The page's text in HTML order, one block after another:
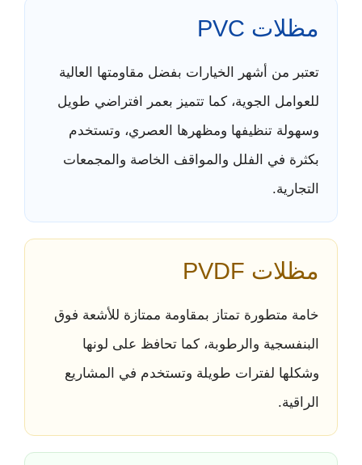
مظلات PVC
تعتبر من أشهر الخيارات بفضل مقاومتها العالية
للعوامل الجوية، كما تتميز بعمر افتراضي طويل
وسهولة تنظيفها ومظهرها العصري، وتستخدم
بكثرة في الفلل والمواقف الخاصة والمجمعات
التجارية.
مظلات PVDF
خامة متطورة تمتاز بمقاومة ممتازة للأشعة فوق
البنفسجية والرطوبة، كما تحافظ على لونها
وشكلها لفترات طويلة وتستخدم في المشاريع
الراقية.